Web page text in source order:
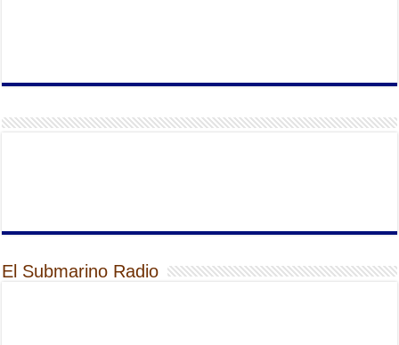
El Submarino Radio